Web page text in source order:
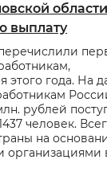
выплату
этого года. На
рублей
человек.
на
организациями